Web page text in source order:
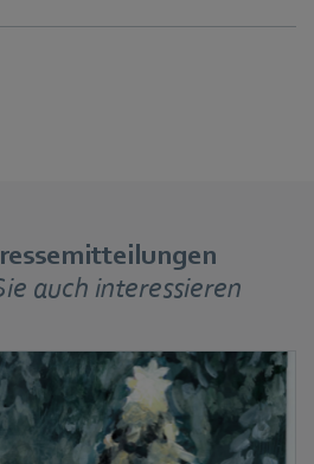
auch interessieren